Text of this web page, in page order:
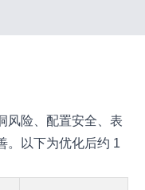
风险、配置安全、表
。以下为优化后约 1